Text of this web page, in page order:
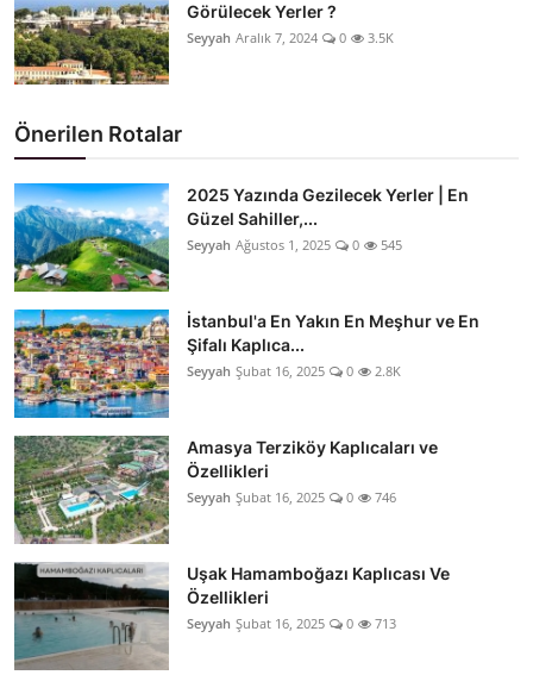
Görülecek Yerler ?
Seyyah Aralık 7, 2024 0 3.5K
Önerilen Rotalar
2025 Yazında Gezilecek Yerler | En
Güzel Sahiller,...
Seyyah Ağustos 1, 2025 0 545
İstanbul'a En Yakın En Meşhur ve En
Şifalı Kaplıca...
Seyyah Şubat 16, 2025 0 2.8K
Amasya Terziköy Kaplıcaları ve
Özellikleri
Seyyah Şubat 16, 2025 0 746
Uşak Hamamboğazı Kaplıcası Ve
Özellikleri
Seyyah Şubat 16, 2025 0 713